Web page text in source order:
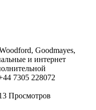
Goodmayes,
и интернет
7305 228072
Просмотров